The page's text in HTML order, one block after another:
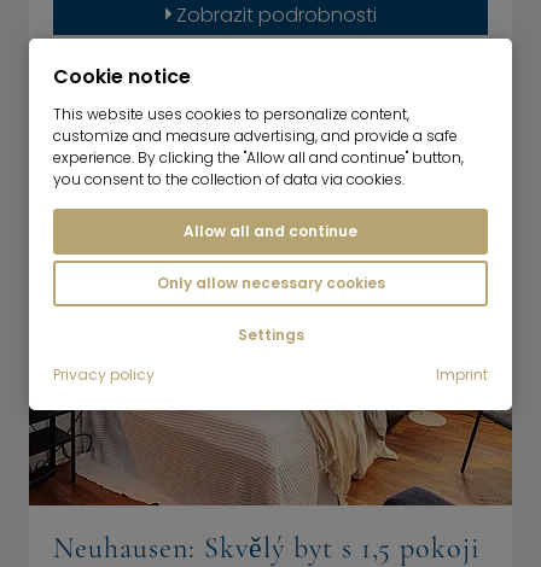
Zobrazit podrobnosti
Neuhausen: Skvělý byt s 1,5 pokoji
Cookie notice
This website uses cookies to personalize content,
customize and measure advertising, and provide a safe
experience. By clicking the "Allow all and continue" button,
you consent to the collection of data via cookies.
Allow all and continue
Only allow necessary cookies
Settings
Privacy policy
Imprint